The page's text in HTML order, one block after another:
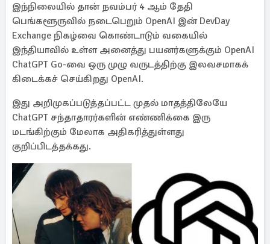
இந்நிலையில் தான் நவம்பர் 4 ஆம் தேதி
பெங்களூருவில் நடைபெறும் OpenAI இன் DevDay
Exchange நிகழ்வை கொண்டாடும் வகையில்
இந்தியாவில் உள்ள அனைத்து பயனர்களுக்கும் OpenAI
ChatGPT Go-வை ஒரு முழு வருடத்திற்கு இலவசமாகக்
கிடைக்கச் செய்கிறது OpenAI.
இது அறிமுகப்படுத்தப்பட்ட முதல் மாதத்திலேயே
ChatGPT சந்தாதாரர்களின் எண்ணிக்கை இரு
மடங்கிற்கும் மேலாக அதிகரித்துள்ளது
குறிப்பிடத்தக்கது.